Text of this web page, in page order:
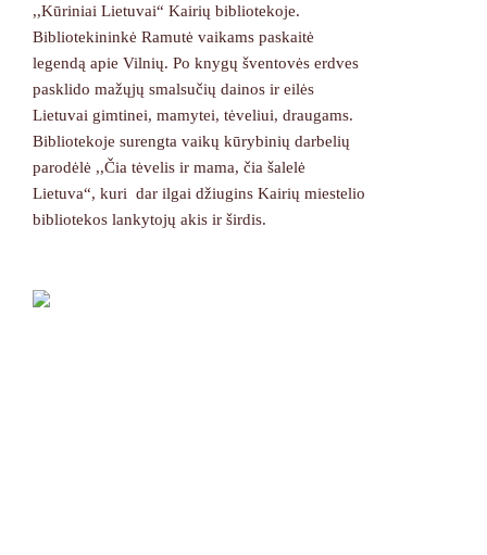
,,Kūriniai Lietuvai“ Kairių bibliotekoje.
Bibliotekininkė Ramutė vaikams paskaitė
legendą apie Vilnių. Po knygų šventovės erdves
pasklido mažųjų smalsučių dainos ir eilės
Lietuvai gimtinei, mamytei, tėveliui, draugams.
Bibliotekoje surengta vaikų kūrybinių darbelių
parodėlė ,,Čia tėvelis ir mama, čia šalelė
Lietuva“, kuri dar ilgai džiugins Kairių miestelio
bibliotekos lankytojų akis ir širdis.